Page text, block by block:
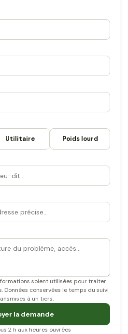
Utilitaire Poids lourd
soient utilisées pour traiter
Données conservées le temps du suivi
à un tiers.
la demande
2 h aux heures ouvrées